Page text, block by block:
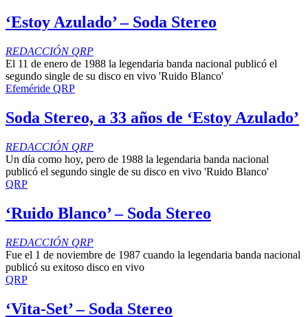
‘Estoy Azulado’ – Soda Stereo
REDACCIÓN QRP
El 11 de enero de 1988 la legendaria banda nacional publicó el
segundo single de su disco en vivo 'Ruido Blanco'
Efeméride QRP
Soda Stereo, a 33 años de ‘Estoy Azulado’
REDACCIÓN QRP
Un día como hoy, pero de 1988 la legendaria banda nacional
publicó el segundo single de su disco en vivo 'Ruido Blanco'
QRP
‘Ruido Blanco’ – Soda Stereo
REDACCIÓN QRP
Fue el 1 de noviembre de 1987 cuando la legendaria banda nacional
publicó su exitoso disco en vivo
QRP
‘Vita-Set’ – Soda Stereo